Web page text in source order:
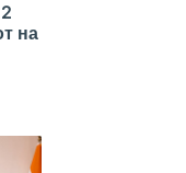
на